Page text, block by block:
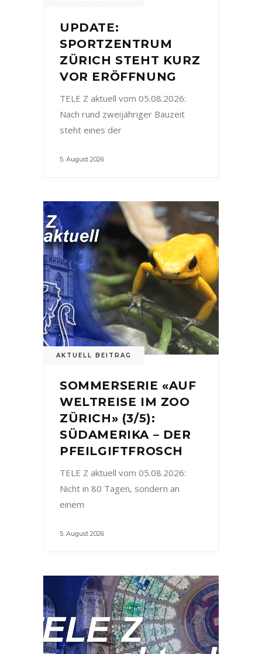
UPDATE:
SPORTZENTRUM
ZÜRICH STEHT KURZ
VOR ERÖFFNUNG
TELE Z aktuell vom 05.08.2026:
Nach rund zweijähriger Bauzeit
steht eines der
5. August 2026
AKTUELL BEITRAG
SOMMERSERIE «AUF
WELTREISE IM ZOO
ZÜRICH» (3/5):
SÜDAMERIKA – DER
PFEILGIFTFROSCH
TELE Z aktuell vom 05.08.2026:
Nicht in 80 Tagen, sondern an
einem
5. August 2026